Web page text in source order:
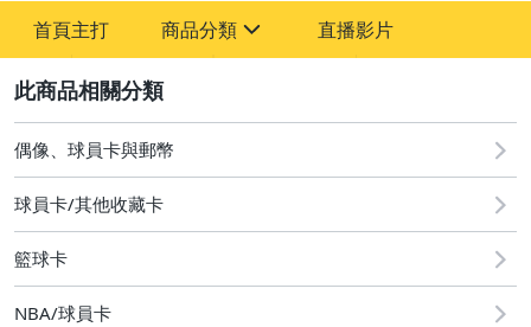
首頁主打 商品分類
汽機車精品百貨
直播影片
偶像、球員卡與郵幣
球員卡/其他收藏卡
籃球卡
NBA/球員卡